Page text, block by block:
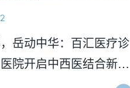
岳动中华：百汇医疗诊
院开启中西医结合新篇